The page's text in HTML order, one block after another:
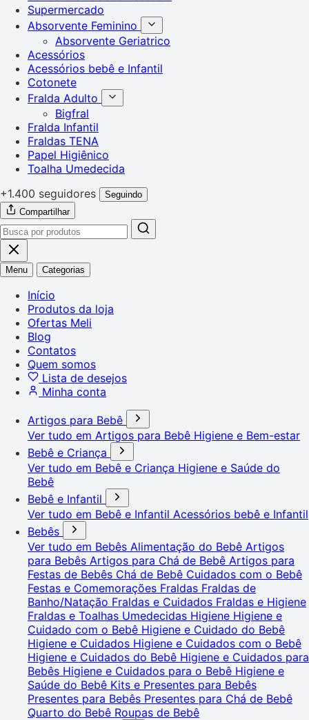
Supermercado
Absorvente Feminino
Absorvente Geriatrico
Acessórios
Acessórios bebê e Infantil
Cotonete
Fralda Adulto
Bigfral
Fralda Infantil
Fraldas TENA
Papel Higiênico
Toalha Umedecida
+1.400 seguidores
Seguindo
Compartilhar
Menu Categorias
Início
Produtos da loja
Ofertas Meli
Blog
Contatos
Quem somos
Lista de desejos
Minha conta
Artigos para Bebê
Ver tudo em Artigos para Bebê Higiene e Bem-estar
Bebê e Criança
Ver tudo em Bebê e Criança Higiene e Saúde do
Bebê
Bebê e Infantil
Ver tudo em Bebê e Infantil Acessórios bebê e Infantil
Bebês
Ver tudo em Bebês Alimentação do Bebê Artigos
para Bebês Artigos para Chá de Bebê Artigos para
Festas de Bebês Chá de Bebê Cuidados com o Bebê
Festas e Comemorações Fraldas Fraldas de
Banho/Natação Fraldas e Cuidados Fraldas e Higiene
Fraldas e Toalhas Umedecidas Higiene Higiene e
Cuidado com o Bebê Higiene e Cuidado do Bebê
Higiene e Cuidados Higiene e Cuidados com o Bebê
Higiene e Cuidados do Bebê Higiene e Cuidados para
Bebês Higiene e Cuidados para o Bebê Higiene e
Saúde do Bebê Kits e Presentes para Bebês
Presentes para Bebês Presentes para Chá de Bebê
Quarto do Bebê Roupas de Bebê